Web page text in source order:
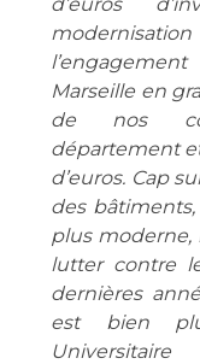
Handicap
Handi 13
Pôle Médecine
Accueil sourds
Charte Romain
Mouvement
Activité
Plateforme
Adresser un
Réseaux de soins
Adresser un
Médicale
Radiologie /
Marseille en
de nos
département
d’euros. Cap
des bâtiments,
plus moderne,
lutter contre
dernières
est bien